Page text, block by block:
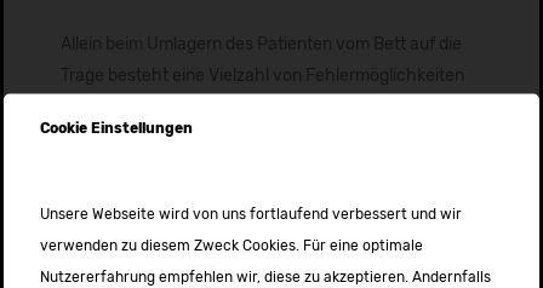
Allein beim Umlagern des Patienten vom Bett auf die
Trage besteht eine Vielzahl von Fehlermöglichkeiten
Patienten. Die Unterbrechung der Zufuhr eines
Cookie Einstellungen
Unsere Webseite wird von uns fortlaufend verbessert und wir
verwenden zu diesem Zweck Cookies. Für eine optimale
Nutzererfahrung empfehlen wir, diese zu akzeptieren. Andernfalls